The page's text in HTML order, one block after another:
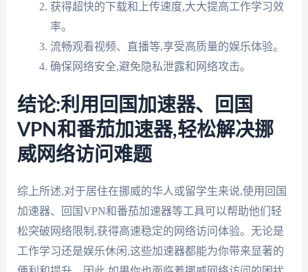
获得超快的下载和上传速度,大大提高工作学习效
率。
流畅观看视频、直播等,享受高质量的娱乐体验。
确保网络安全,避免隐私泄露和网络攻击。
结论:利用回国加速器、回国
VPN和番茄加速器,轻松解决挪
威网络访问难题
综上所述,对于居住在挪威的华人或留学生来说,使用回国
加速器、回国VPN和番茄加速器等工具可以帮助他们轻
松突破网络限制,获得高速稳定的网络访问体验。无论是
工作学习还是娱乐休闲,这些加速器都能为你带来显著的